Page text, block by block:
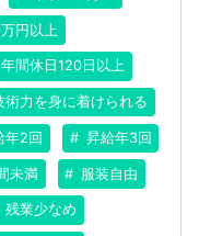
円以上
年間休日120日以上
術力を身に着けられる
年2回 昇給年3回
未満 服装自由
残業少なめ